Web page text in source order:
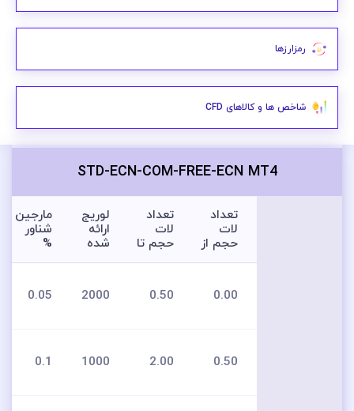
رمزارزها
شاخص ها و کالاهای CFD
STD-ECN-COM-FREE-ECN MT4
تعداد
لات
حجم از
تعداد
لات
حجم تا
لوریج
ارائه
شده
مارجین
شناور
%
0.00
0.50
2000
0.05
0.50
2.00
1000
0.1